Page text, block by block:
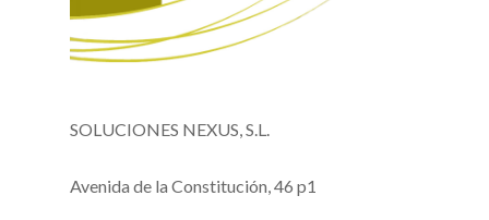
SOLUCIONES NEXUS, S.L.
Avenida de la Constitución, 46 p1